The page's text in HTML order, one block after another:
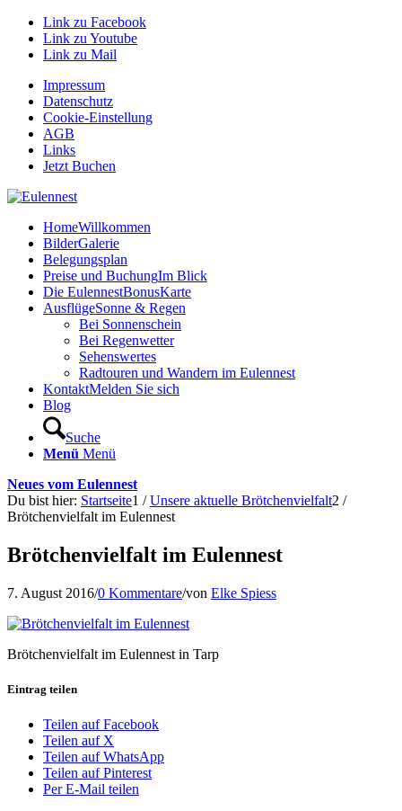
Link zu Facebook
Link zu Youtube
Link zu Mail
Impressum
Datenschutz
Cookie-Einstellung
AGB
Links
Jetzt Buchen
HomeWillkommen
BilderGalerie
Belegungsplan
Preise und BuchungIm Blick
Die EulennestBonusKarte
AusflügeSonne & Regen
Bei Sonnenschein
Bei Regenwetter
Sehenswertes
Radtouren und Wandern im Eulennest
KontaktMelden Sie sich
Blog
Suche
Menü Menü
Neues vom Eulennest
Du bist hier: Startseite1 / Unsere aktuelle Brötchenvielfalt2 /
Brötchenvielfalt im Eulennest
Brötchenvielfalt im Eulennest
7. August 2016/0 Kommentare/von Elke Spiess
Brötchenvielfalt im Eulennest in Tarp
Eintrag teilen
Teilen auf Facebook
Teilen auf X
Teilen auf WhatsApp
Teilen auf Pinterest
Per E-Mail teilen